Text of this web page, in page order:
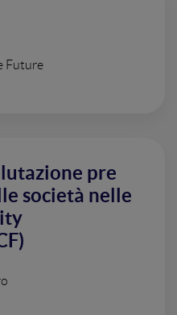
Future
pre
società nelle